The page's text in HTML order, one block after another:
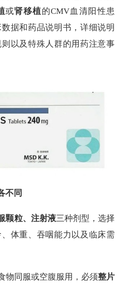
或肾移植的CMV血清阳性患
据和药品说明书，详细说明
以及特殊人群的用药注意事
不同
颗粒、注射液三种剂型，选择
体重、吞咽能力以及临床需
物同服或空腹服用，必须整片